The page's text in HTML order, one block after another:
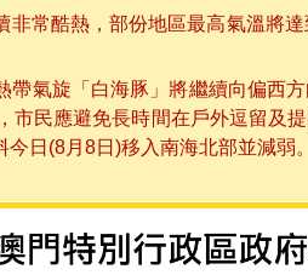
常酷熱，部份地區最高氣溫將
帶氣旋「白海豚」將繼續向偏西
市民應避免長時間在戶外逗留及
日(8月8日)移入南海北部並減